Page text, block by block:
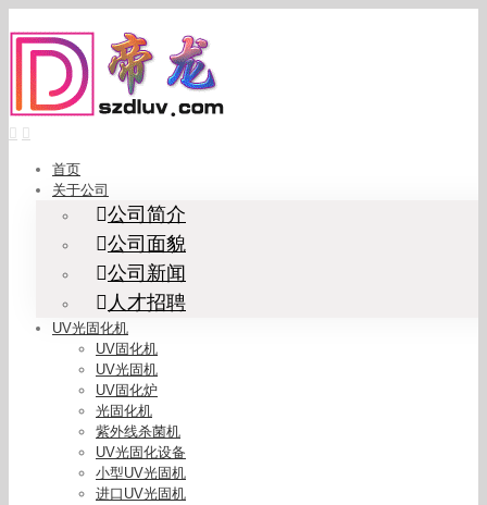
to
content
首页
关于公司
公司简介
公司面貌
公司新闻
人才招聘
UV光固化机
UV固化机
UV光固机
UV固化炉
光固化机
紫外线杀菌机
UV光固化设备
小型UV光固机
进口UV光固机